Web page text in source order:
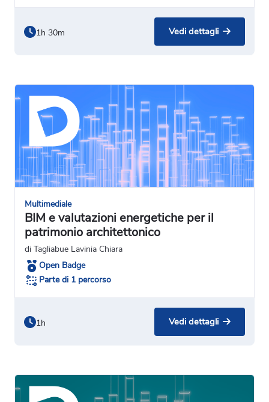
1h 30m Vedi dettagli
Multimediale
BIM e valutazioni energetiche per il
patrimonio architettonico
di Tagliabue Lavinia Chiara
Open Badge
Parte di 1 percorso
1h Vedi dettagli